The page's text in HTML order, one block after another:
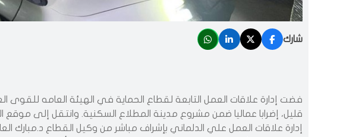
شارك
فضت إدارة علاقات العمل التابعة لقطاع الحماية في الهيئة العامه للقوى
قليل، إضرابا عماليا ضمن مشروع مدينة المطلاع السكنية. وانتقل إلى موقع
إدارة علاقات العمل علي الدلماني بإشراف مباشر من وكيل القطاع د.مبارك